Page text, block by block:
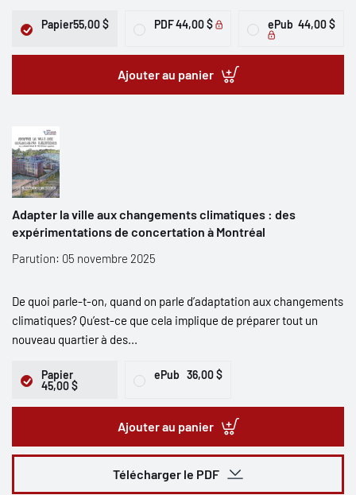
Papier55,00 $ PDF44,00 $ ePub 44,00 $
Ajouter au panier
Adapter la ville aux changements climatiques : des
expérimentations de concertation à Montréal
Parution: 05 novembre 2025
De quoi parle-t-on, quand on parle d’adaptation aux changements
climatiques? Qu’est-ce que cela implique de préparer tout un
nouveau quartier à des...
Papier
45,00 $
ePub 36,00 $
Ajouter au panier
Télécharger le PDF